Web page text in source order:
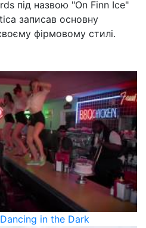
під назвою "On Finn Ice"
записав основну
фірмовому стилі.
in the Dark